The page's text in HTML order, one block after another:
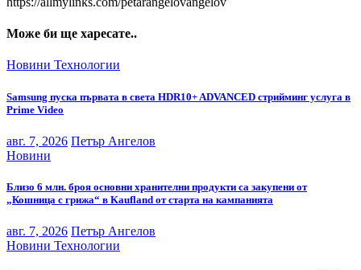
Може би ще харесате..
Новини Технологии
Samsung пуска първата в света HDR10+ ADVANCED стрийминг услуга в
Prime Video
авг. 7, 2026 Петър Ангелов
Новини
Близо 6 млн. броя основни хранителни продукти са закупени от
„Кошница с грижа“ в Kaufland от старта на кампанията
авг. 7, 2026 Петър Ангелов
Новини Технологии